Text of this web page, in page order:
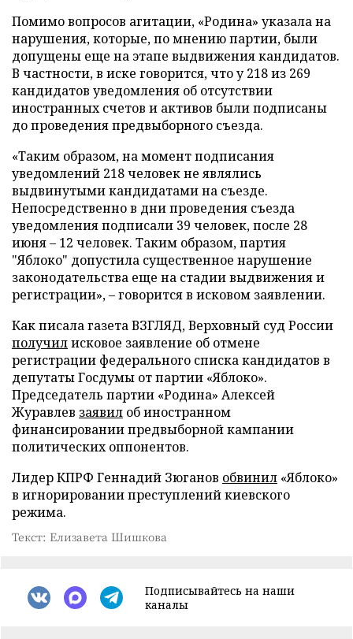
Помимо вопросов агитации, «Родина» указала на
нарушения, которые, по мнению партии, были
допущены еще на этапе выдвижения кандидатов.
В частности, в иске говорится, что у 218 из 269
кандидатов уведомления об отсутствии
иностранных счетов и активов были подписаны
до проведения предвыборного съезда.
«Таким образом, на момент подписания
уведомлений 218 человек не являлись
выдвинутыми кандидатами на съезде.
Непосредственно в дни проведения съезда
уведомления подписали 39 человек, после 28
июня – 12 человек. Таким образом, партия
"Яблоко" допустила существенное нарушение
законодательства еще на стадии выдвижения и
регистрации», – говорится в исковом заявлении.
Как писала газета ВЗГЛЯД, Верховный суд России
получилисковое заявление об отмене
регистрации федерального списка кандидатов в
депутаты Госдумы от партии «Яблоко».
Председатель партии «Родина» Алексей
Журавлев заявил об иностранном
финансировании предвыборной кампании
политических оппонентов.
Лидер КПРФ Геннадий Зюганов обвинил «Яблоко»
в игнорировании преступлений киевского
режима.
Текст: Елизавета Шишкова
Подписывайтесь на наши
каналы